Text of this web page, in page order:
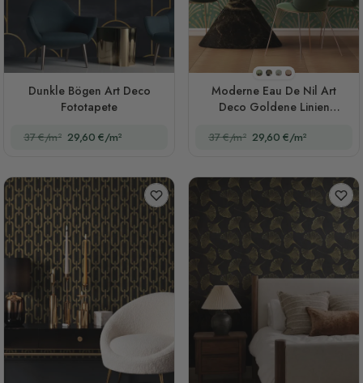
Dunkle Bögen Art Deco
Fototapete
37 €/m² 29,60 €/m²
Stil 1
Stil 2
Stil 3
Stil 4
Moderne Eau De Nil Art
Deco Goldene Linien
37 €/m² 29,60 €/m²